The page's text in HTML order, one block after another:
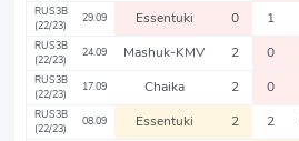
RUS3B
(22/23)
29.09 Essentuki 0 1
RUS3B
(22/23)
24.09 Mashuk-KMV 2 0
RUS3B
(22/23)
17.09 Chaika 2 0
RUS3B
(22/23)
08.09 Essentuki 2 2